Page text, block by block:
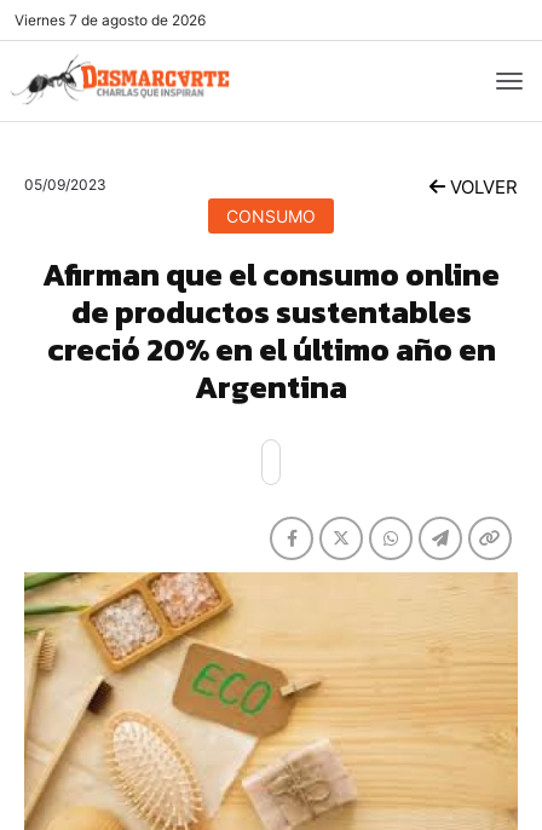
Viernes 7 de agosto de 2026
05/09/2023 VOLVER
CONSUMO
Afirman que el consumo online
de productos sustentables
creció 20% en el último año en
Argentina